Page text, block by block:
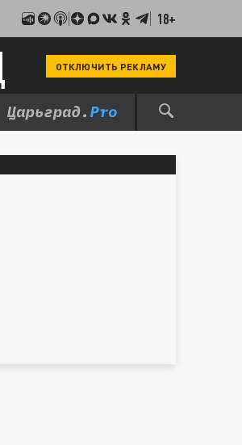
18+
ОТКЛЮЧИТЬ РЕКЛАМУ